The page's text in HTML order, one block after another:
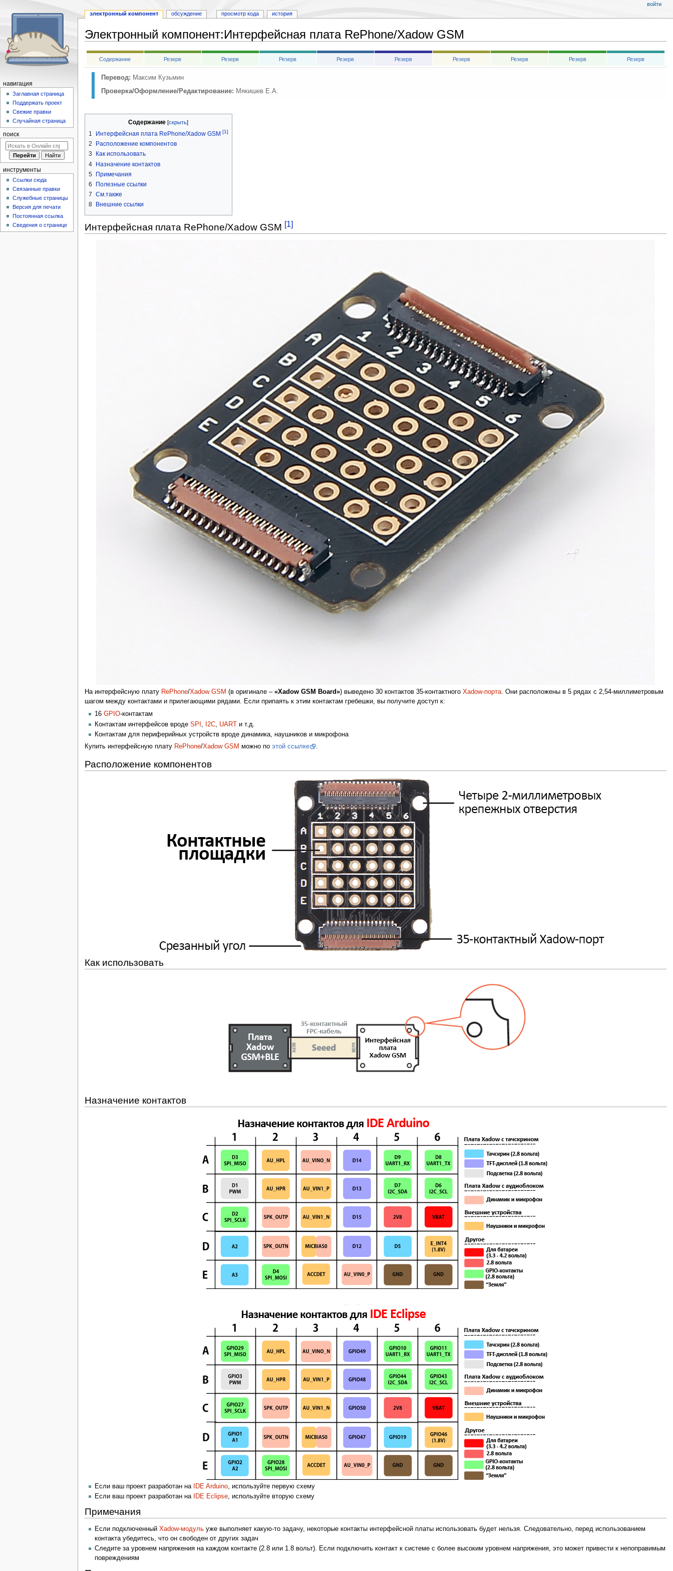
Электронный компонент:Интерфейсная плата RePhone/Xadow GSM
Перейти
навигации
Перейти
поиску
Содержание Резерв Резерв Резерв Резерв Резерв Резерв Резерв Резерв Резерв
Перевод: Максим Кузьмин
Проверка/Оформление/Редактирование: Мякишев Е.А.
Содержание
1
Интерфейсная плата RePhone/Xadow GSM [1]
2
Расположение компонентов
3
Как использовать
4 Назначение контактов
5 Примечания
6
Полезные ссылки
7 См.также
8
Внешние ссылки
Интерфейсная плата RePhone/Xadow GSM [1]
На интерфейсную плату RePhone/Xadow GSM (в оригинале – «Xadow GSM Board») выведено 30 контактов 35-контактного Xadow-порта. Они расположены в 5 рядах с 2,54-миллиметровым
шагом между контактами и прилегающими рядами. Если припаять к этим контактам гребешки, вы получите доступ к:
16 GPIO-контактам
Контактам интерфейсов вроде SPI I2C, UARTи т.д.
Контактам для периферийных устройств вроде динамика, наушников и микрофона
Купить интерфейсную плату RePhone/Xadow GSM можно по этой ссылке .
Расположение компонентов
Как использовать
Назначение контактов
Если ваш проект разработан на IDE Arduino, используйте первую схему
Если ваш проект разработан на
IDE Eclipse, используйте вторую схему
Примечания
Если подключенный Xadow-модульуже выполняет какую-то задачу, некоторые контакты интерфейсной платы использовать будет нельзя. Следовательно, перед использованием
контакта убедитесь, что он свободен от других задач
Следите за уровнем напряжения на каждом контакте (2.8 или 1.8 вольт). Если подключить контакт к системе с более высоким уровнем напряжения, это может привести к непоправимым
повреждениям
электронный компонент обсуждение просмотр кода история
войти
навигация
Заглавная страница
Поддержать проект
Свежие правки
Случайная страница
поиск
инструменты
Ссылки сюда
Связанные правки
Служебные страницы
Версия для печати
Постоянная ссылка
Сведения о странице